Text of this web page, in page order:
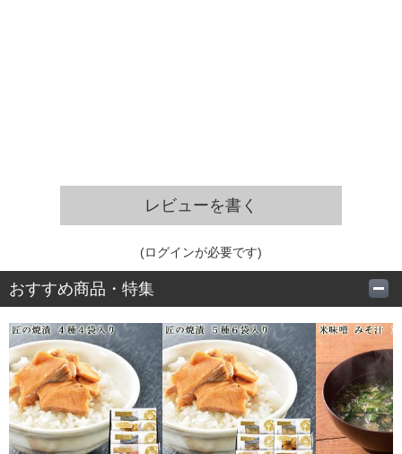
レビューを書く
(ログインが必要です)
おすすめ商品・特集